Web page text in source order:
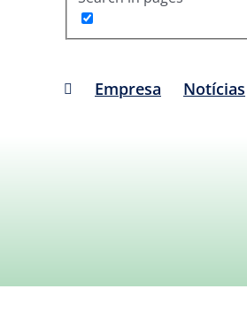
Empresa Notícias